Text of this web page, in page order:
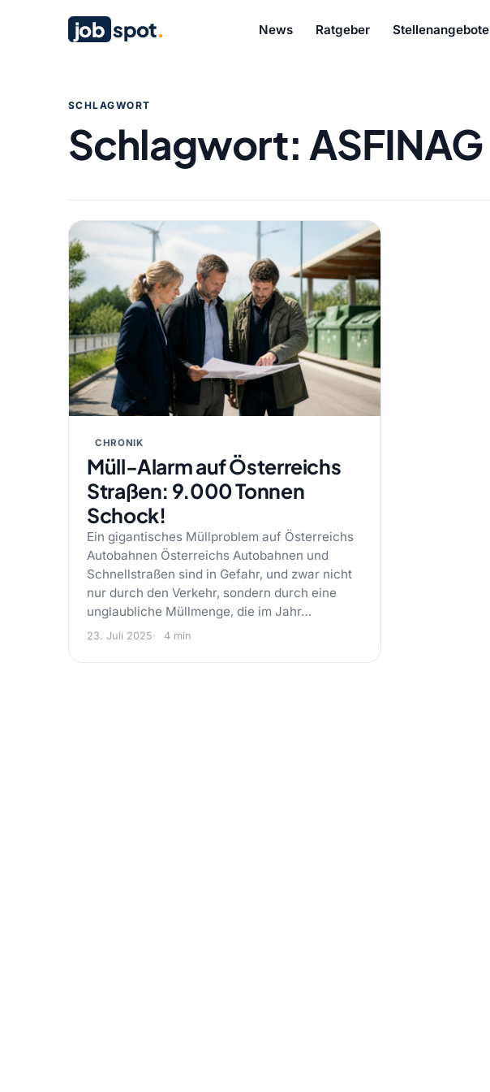
job spot. News Ratgeber Stellenangebote
SCHLAGWORT
Schlagwort: ASFINAG
CHRONIK
Müll-Alarm auf Österreichs
Straßen: 9.000 Tonnen
Schock!
Ein gigantisches Müllproblem auf Österreichs
Autobahnen Österreichs Autobahnen und
Schnellstraßen sind in Gefahr, und zwar nicht
nur durch den Verkehr, sondern durch eine
unglaubliche Müllmenge, die im Jahr…
23. Juli 2025 4 min